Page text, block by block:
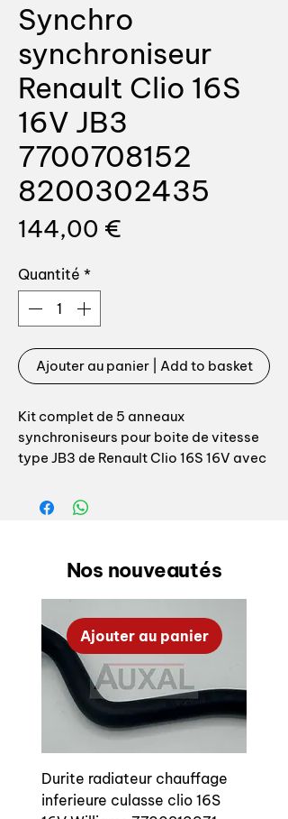
Synchro
synchroniseur
Renault Clio 16S
16V JB3
7700708152
8200302435
144,00 €
Quantité *
Ajouter au panier | Add to basket
Kit complet de 5 anneaux
synchroniseurs pour boite de vitesse
type JB3 de Renault Clio 16S 16V avec
Références origine : 7700708152
OEM gearbox JB3 gear synchro set
for Renault Clio 16S / 16V
OEM references: 7700708152
8200302435 or 326041339R
Nos nouveautés
Ajouter au panier
Durite radiateur chauffage
inferieure culasse clio 16S